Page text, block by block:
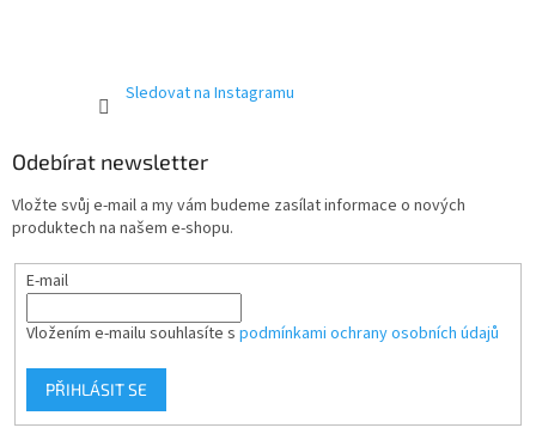
Sledovat na Instagramu
Odebírat newsletter
Vložte svůj e-mail a my vám budeme zasílat informace o nových
produktech na našem e-shopu.
E-mail
Vložením e-mailu souhlasíte s podmínkami ochrany osobních údajů
PŘIHLÁSIT SE